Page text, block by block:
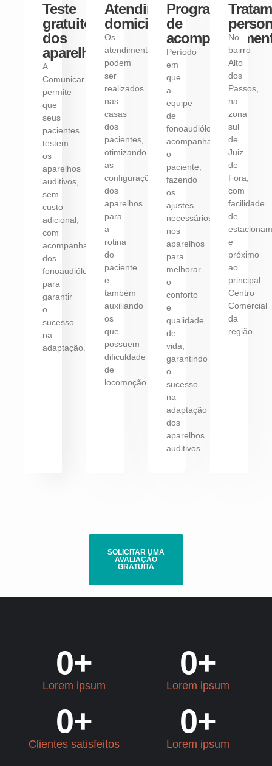
Teste
gratuito
dos
aparelhos
A
Comunicar
permite
que
seus
pacientes
testem
os
aparelhos
auditivos,
sem
custo
adicional,
com
acompanhamento
dos
fonoaudiólogos
para
garantir
o
sucesso
na
adaptação.
Atendimento
domiciliar
Os
atendimentos
podem
ser
realizados
nas
casas
dos
pacientes,
otimizando
as
configurações
dos
aparelhos
para
a
rotina
do
paciente
e
também
auxiliando
os
que
possuem
dificuldade
de
locomoção
Programa
de
Período
em
que
a
equipe
de
fonoaudiólogos
acompanha
o
paciente,
fazendo
os
ajustes
necessários
nos
aparelhos
para
melhorar
o
conforto
e
qualidade
de
vida,
garantindo
o
sucesso
na
adaptação
dos
aparelhos
auditivos.
No
bairro
Alto
dos
Passos,
na
zona
sul
de
Juiz
de
Fora,
com
facilidade
de
e
próximo
ao
principal
Centro
Comercial
da
região.
SOLICITAR UMA
AVALIAÇÃO
GRATUITA
Lorem ipsum
0+
Lorem ipsum
0+
Clientes satisfeitos
0+
Lorem ipsum
0+